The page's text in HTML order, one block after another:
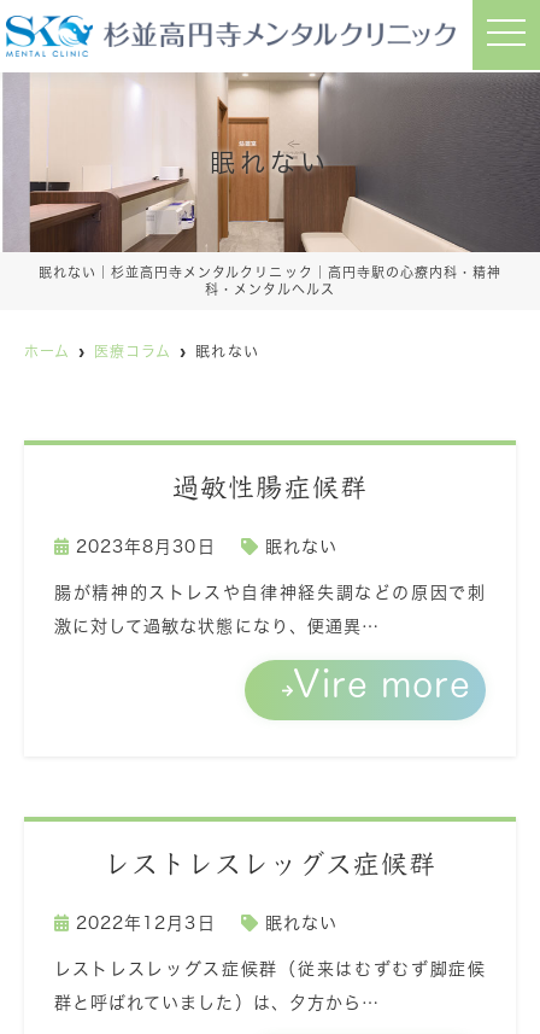
ホーム
HOME CLINIC INFORMATION MEDICAL FIRST
眠れない
眠れない｜杉並高円寺メンタルクリニック｜高円寺駅の心療内科・精神
科・メンタルヘルス
t
o
g
ホーム 医療コラム 眠れない
過敏性腸症候群
2023年8月30日 眠れない
腸が精神的ストレスや自律神経失調などの原因で刺
激に対して過敏な状態になり、便通異…
Vire more
レストレスレッグス症候群
2022年12月3日 眠れない
レストレスレッグス症候群（従来はむずむず脚症候
群と呼ばれていました）は、夕方から…